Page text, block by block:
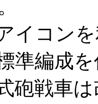
イコン
準編成
砲戦車